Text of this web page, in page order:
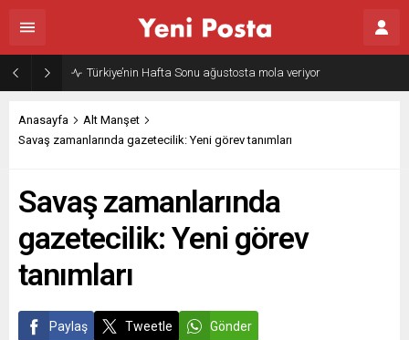
Anasayfa
Alt Manşet
Savaş zamanlarında gazetecilik: Yeni görev tanımları
Savaş zamanlarında
gazetecilik: Yeni görev
tanımları
Paylaş Tweetle Gönder